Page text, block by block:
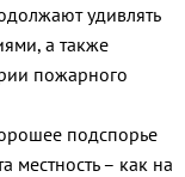
удивлять
а также
пожарного
подспорье
местность – как на